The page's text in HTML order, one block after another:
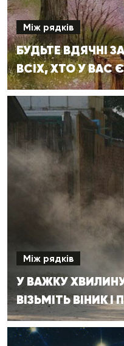
Між рядків
БУДЬТЕ ВДЯЧНІ
ВСІХ, ХТО У ВАС
Між рядків
У ВАЖКУ
ВІЗЬМІТЬ ВІНИК І